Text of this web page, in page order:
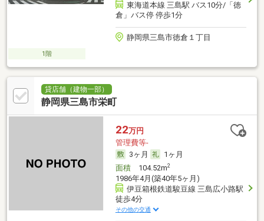
東海道本線 三島駅 バス10分/「徳
倉」バス停 停歩1分
静岡県三島市徳倉１丁目
1階
貸店舗（建物一部）
静岡県三島市栄町
22万円
管理費等-
3ヶ月
1ヶ月
面積104.52m2
1986年4月(築40年5ヶ月)
伊豆箱根鉄道駿豆線 三島広小路駅
徒歩4分
その他の交通